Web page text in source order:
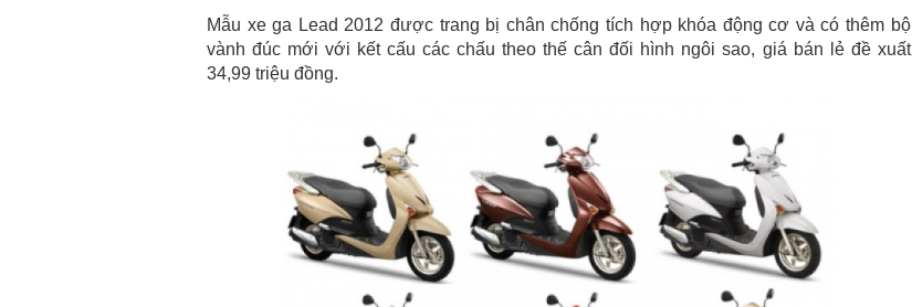
Mẫu xe ga Lead 2012 được trang bị chân chống tích hợp khóa động cơ và có thêm bộ
vành đúc mới với kết cấu các chấu theo thế cân đối hình ngôi sao, giá bán lẻ đề xuất
34,99 triệu đồng.